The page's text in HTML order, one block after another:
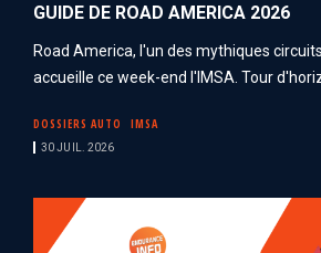
GUIDE DE ROAD AMERICA 2026
Road America, l'un des mythiques
accueille ce week-end l'IMSA. Tour
DOSSIERS AUTO IMSA
30 JUIL. 2026